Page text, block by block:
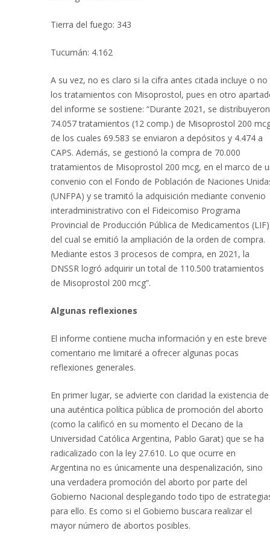
Tierra del fuego: 343
Tucumán: 4.162
A su vez, no es claro si la cifra antes citada incluye o no
los tratamientos con Misoprostol, pues en otro
del informe se sostiene: “Durante 2021, se distribuyeron
74.057 tratamientos (12 comp.) de Misoprostol 200
de los cuales 69.583 se enviaron a depósitos y 4.474 a
CAPS. Además, se gestionó la compra de 70.000
tratamientos de Misoprostol 200 mcg, en el marco de
convenio con el Fondo de Población de Naciones
(UNFPA) y se tramitó la adquisición mediante convenio
interadministrativo con el Fideicomiso Programa
Provincial de Producción Pública de Medicamentos
del cual se emitió la ampliación de la orden de compra.
Mediante estos 3 procesos de compra, en 2021, la
DNSSR logró adquirir un total de 110.500 tratamientos
de Misoprostol 200 mcg”.
Algunas reflexiones
El informe contiene mucha información y en este breve
comentario me limitaré a ofrecer algunas pocas
reflexiones generales.
En primer lugar, se advierte con claridad la existencia de
una auténtica política pública de promoción del aborto
(como la calificó en su momento el Decano de la
Universidad Católica Argentina, Pablo Garat) que se ha
radicalizado con la ley 27.610. Lo que ocurre en
Argentina no es únicamente una despenalización, sino
una verdadera promoción del aborto por parte del
Gobierno Nacional desplegando todo tipo de
para ello. Es como si el Gobierno buscara realizar el
mayor número de abortos posibles.